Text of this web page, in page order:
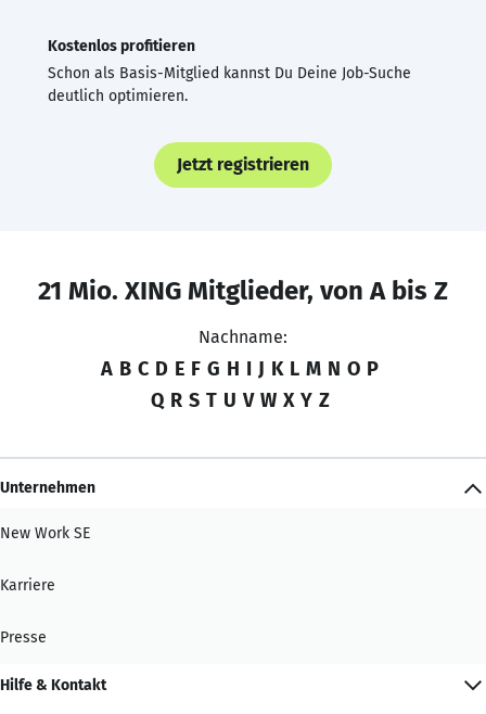
Kostenlos profitieren
Schon als Basis-Mitglied kannst Du Deine Job-Suche
deutlich optimieren.
Jetzt registrieren
21 Mio. XING Mitglieder, von A bis Z
Nachname:
A B C D E F G H I J K L M N O P
Q R S T U V W X Y Z
Unternehmen
New Work SE
Karriere
Presse
Hilfe & Kontakt